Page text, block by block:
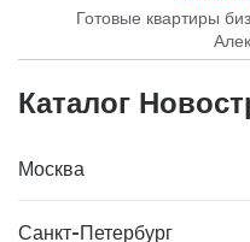
Готовые квартиры
Каталог
Москва
Санкт-Петербург